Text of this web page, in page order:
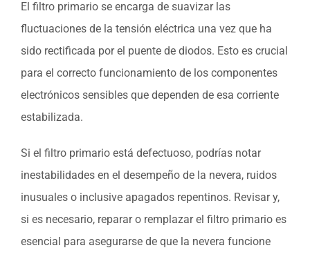
El filtro primario se encarga de suavizar las
fluctuaciones de la tensión eléctrica una vez que ha
sido rectificada por el puente de diodos. Esto es crucial
para el correcto funcionamiento de los componentes
electrónicos sensibles que dependen de esa corriente
estabilizada.
Si el filtro primario está defectuoso, podrías notar
inestabilidades en el desempeño de la nevera, ruidos
inusuales o inclusive apagados repentinos. Revisar y,
si es necesario, reparar o remplazar el filtro primario es
esencial para asegurarse de que la nevera funcione